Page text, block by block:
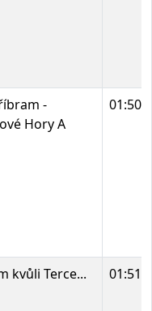
-
Hory A
kvůli Terce...